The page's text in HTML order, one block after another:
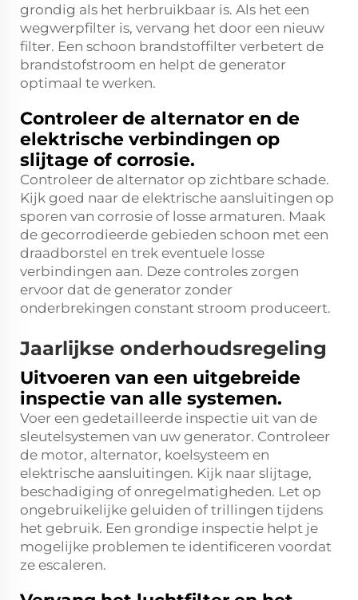
grondig als het herbruikbaar is. Als het een
wegwerpfilter is, vervang het door een nieuw
filter. Een schoon brandstoffilter verbetert de
brandstofstroom en helpt de generator
optimaal te werken.
Controleer de alternator en de
elektrische verbindingen op
slijtage of corrosie.
Controleer de alternator op zichtbare schade.
Kijk goed naar de elektrische aansluitingen op
sporen van corrosie of losse armaturen. Maak
de gecorrodieerde gebieden schoon met een
draadborstel en trek eventuele losse
verbindingen aan. Deze controles zorgen
ervoor dat de generator zonder
onderbrekingen constant stroom produceert.
Jaarlijkse onderhoudsregeling
Uitvoeren van een uitgebreide
inspectie van alle systemen.
Voer een gedetailleerde inspectie uit van de
sleutelsystemen van uw generator. Controleer
de motor, alternator, koelsysteem en
elektrische aansluitingen. Kijk naar slijtage,
beschadiging of onregelmatigheden. Let op
ongebruikelijke geluiden of trillingen tijdens
het gebruik. Een grondige inspectie helpt je
mogelijke problemen te identificeren voordat
ze escaleren.